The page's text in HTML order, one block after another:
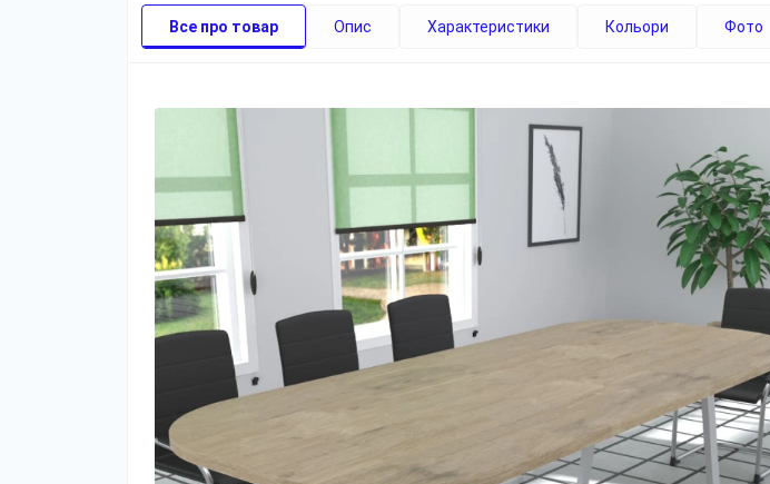
Все про товар Опис Характеристики Кольори Фото